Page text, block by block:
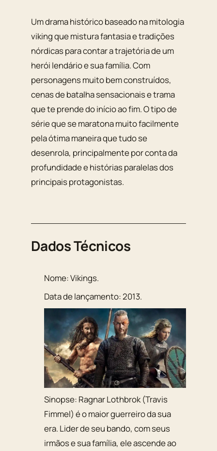
Um drama histórico baseado na mitologia
viking que mistura fantasia e tradições
nórdicas para contar a trajetória de um
herói lendário e sua família. Com
personagens muito bem construídos,
cenas de batalha sensacionais e trama
que te prende do início ao fim. O tipo de
série que se maratona muito facilmente
pela ótima maneira que tudo se
desenrola, principalmente por conta da
profundidade e histórias paralelas dos
principais protagonistas.
Dados Técnicos
Nome:Vikings.
Data de lançamento:2013.
Sinopse: Ragnar Lothbrok (Travis
Fimmel) é o maior guerreiro da sua
era. Lider de seu bando, com seus
irmãos e sua família, ele ascende ao